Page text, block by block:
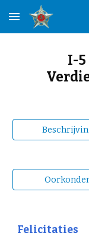
Skip to main content
I-
Felicitaties